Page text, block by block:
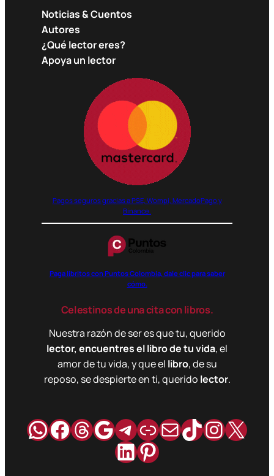
Noticias & Cuentos
Autores
¿Qué lector eres?
Apoya un lector
Pagos seguros gracias a PSE, Wompi, MercadoPago y
Binance.
Paga libritos con Puntos Colombia, dale clic para saber
cómo.
Celestinos de una cita con libros.
Nuestra razón de ser es que tu, querido
lector, encuentres el libro de tu vida, el
amor de tu vida, y que el libro, de su
reposo, se despierte en ti, querido lector.
WhatsApp
Facebook
Hilos
Google
Telegram
Enlace
Correo
TikTok
X
LinkedIn
Pinterest